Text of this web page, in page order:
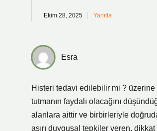
Ekim 28, 2025 Yanıtla
Esra
Histeri tedavi edilebilir mi ? üzerine
tutmanın faydalı olacağını
alanlara aittir ve birbirleriyle
aşırı duygusal tepkiler veren,